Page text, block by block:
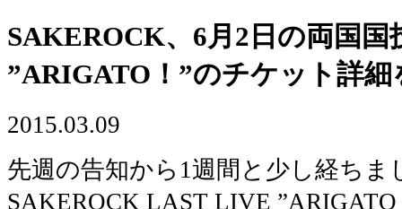
SAKEROCK、6月2日の両国
”ARIGATO！”のチケット詳細
2015.03.09
先週の告知から1週間と少し経ちま
SAKEROCK LAST LIVE ”ARIGATO